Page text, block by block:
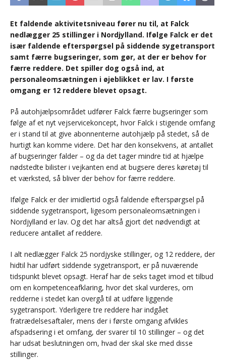
Et faldende aktivitetsniveau fører nu til, at Falck
nedlægger 25 stillinger i Nordjylland. Ifølge Falck er det
især faldende efterspørgsel på siddende sygetransport
samt færre bugseringer, som gør, at der er behov for
færre reddere. Det spiller dog også ind, at
personaleomsætningen i øjeblikket er lav. I første
omgang er 12 reddere blevet opsagt.
På autohjælpsområdet udfører Falck færre bugseringer som
følge af et nyt vejservicekoncept, hvor Falck i stigende omfang
er i stand til at give abonnenterne autohjælp på stedet, så de
hurtigt kan komme videre. Det har den konsekvens, at antallet
af bugseringer falder – og da det tager mindre tid at hjælpe
nødstedte bilister i vejkanten end at bugsere deres køretøj til
et værksted, så bliver der behov for færre reddere.
Ifølge Falck er der imidlertid også faldende efterspørgsel på
siddende sygetransport, ligesom personaleomsætningen i
Nordjylland er lav. Og det har altså gjort det nødvendigt at
reducere antallet af reddere.
I alt nedlægger Falck 25 nordjyske stillinger, og 12 reddere, der
hidtil har udført siddende sygetransport, er på nuværende
tidspunkt blevet opsagt. Heraf har de seks taget imod et tilbud
om en kompetenceafklaring, hvor det skal vurderes, om
redderne i stedet kan overgå til at udføre liggende
sygetransport. Yderligere tre reddere har indgået
fratrædelsesaftaler, mens der i første omgang afvikles
afspadsering i et omfang, der svarer til 10 stillinger – og det
har udsat beslutningen om, hvad der skal ske med disse
stillinger.